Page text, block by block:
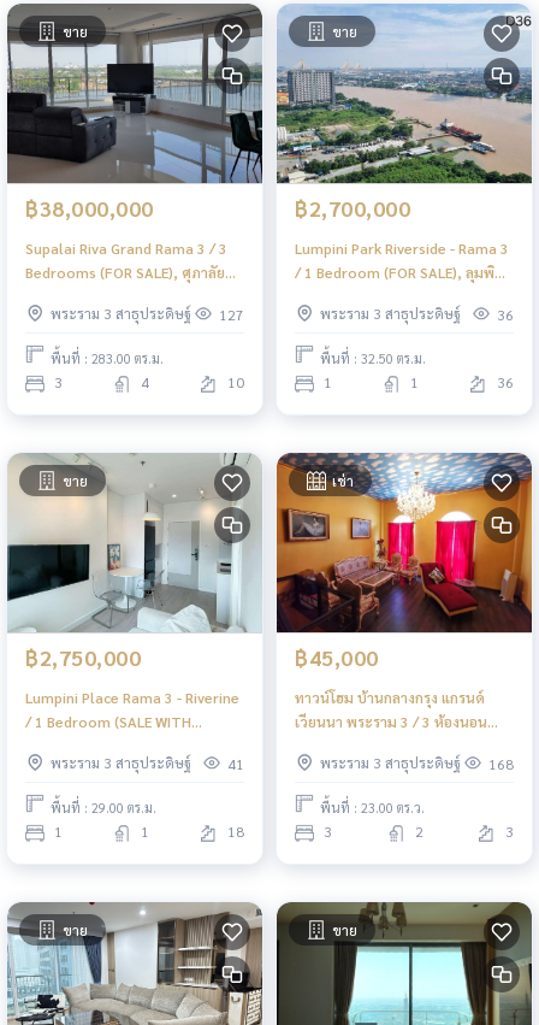
ขาย
฿38,000,000
Supalai Riva Grand Rama 3 / 3
Bedrooms (FOR SALE), ศุภาลัย
(ขาย) BNS169
พระราม 3 สาธุประดิษฐ์ 127
พื้นที่ : 283.00 ตร.ม.
3 4 10
ขาย
฿2,700,000
Lumpini Park Riverside - Rama 3
/ 1 Bedroom (FOR SALE), ลุมพินี
ห้องนอน (ขาย) JSMN283
พระราม 3 สาธุประดิษฐ์ 36
พื้นที่ : 32.50 ตร.ม.
1 1 36
ขาย
฿2,750,000
Lumpini Place Rama 3 - Riverine
/ 1 Bedroom (SALE WITH
- ริเวอร์ไรน์ / 1 ห้องนอน (ขายพร้อม
ผู้เช่า) JSMN284
พระราม 3 สาธุประดิษฐ์ 41
พื้นที่ : 29.00 ตร.ม.
1 1 18
เช่า
฿45,000
ทาวน์โฮม บ้านกลางกรุง แกรนด์
เวียนนา พระราม 3 / 3 ห้องนอน
Krung Grande Vienna Rama 3 / 3
Bedrooms (FOR RENT) AOM102
พระราม 3 สาธุประดิษฐ์ 168
พื้นที่ : 23.00 ตร.ว.
3 2 3
ขาย ขาย